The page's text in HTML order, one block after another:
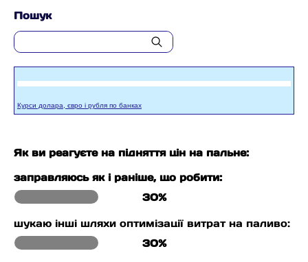
Пошук
Курси долара, євро і рубля по банках
Як ви реагуєте на підняття цін на пальне:
заправляюсь як і раніше, що робити:
30%
шукаю інші шляхи оптимізації витрат на паливо:
30%